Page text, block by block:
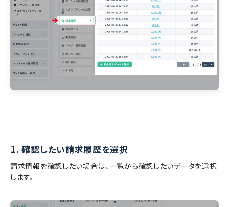
1. 確認したい請求履歴を選択
請求情報を確認したい場合は、一覧から確認したいデータを選択
します。